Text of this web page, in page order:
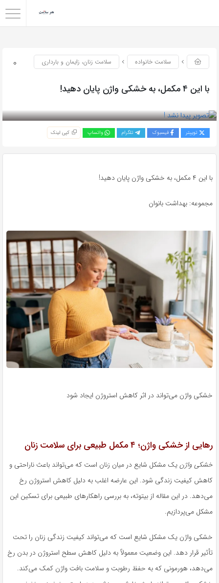
0 سلامت خانواده سلامت زنان، زایمان و بارداری
با این ۴ مکمل، به خشکی واژن پایان دهید!
توییتر فیسبوک تلگرام واتساپ کپی لینک
با این ۴ مکمل، به خشکی واژن پایان دهید!
مجموعه: بهداشت بانوان
خشکی واژن می‌تواند در اثر کاهش استروژن ایجاد شود
رهایی از خشکی واژن؛ ۴ مکمل طبیعی برای سلامت زنان
خشکی واژنیک مشکل شایع در میان زنان است که می‌تواند باعث ناراحتی و
کاهش کیفیت زندگی شود. این عارضه اغلب به دلیل کاهش استروژن رخ
می‌دهد. در این مقاله از بیتوته، به بررسی راهکارهای طبیعی برای تسکین این
مشکل می‌پردازیم.
خشکی واژن یک مشکل شایع است که می‌تواند کیفیت زندگی زنان را تحت
تأثیر قرار دهد. این وضعیت معمولاً به دلیل کاهش سطح استروژن در بدن رخ
می‌دهد، هورمونی که به حفظ رطوبت و سلامت بافت واژن کمک می‌کند.